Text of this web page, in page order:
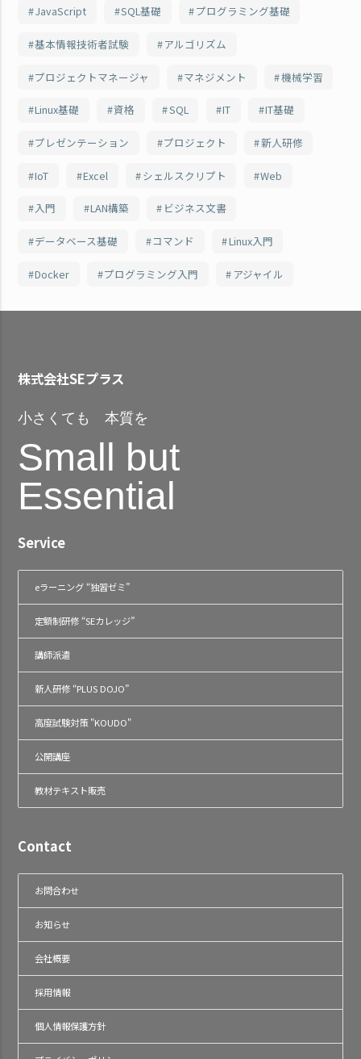
JavaScript SQL基礎 プログラミング基礎
基本情報技術者試験 アルゴリズム
プロジェクトマネージャ マネジメント 機械学習
Linux基礎 資格 SQL IT IT基礎
プレゼンテーション プロジェクト 新人研修
IoT Excel シェルスクリプト Web
入門 LAN構築 ビジネス文書
データベース基礎 コマンド Linux入門
Docker プログラミング入門 アジャイル
株式会社SEプラス
小さくても 本質を
Small but
Essential
Service
eラーニング “独習ゼミ”
定額制研修 “SEカレッジ”
講師派遣
新人研修 “PLUS DOJO”
高度試験対策 "KOUDO"
公開講座
教材テキスト販売
Contact
お問合わせ
お知らせ
会社概要
採用情報
個人情報保護方針